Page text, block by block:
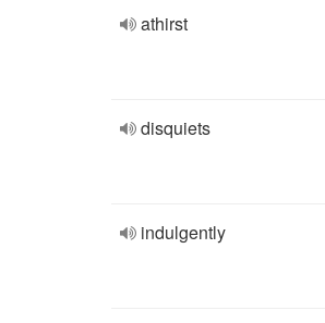
athirst
disquiets
indulgently